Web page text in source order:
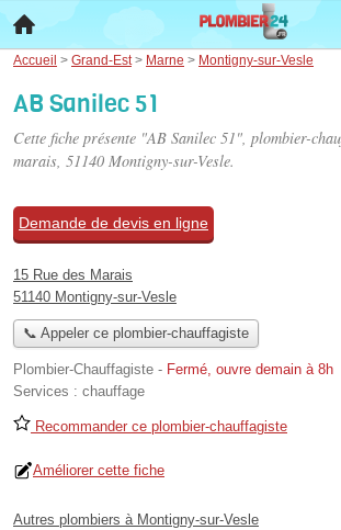
Accueil > Grand-Est > Marne > Montigny-sur-Vesle
AB Sanilec 51
Cette fiche présente "AB Sanilec 51", plombier-
marais, 51140 Montigny-sur-Vesle.
Demande de devis en ligne
15 Rue des Marais
51140 Montigny-sur-Vesle
📞 Appeler ce plombier-chauffagiste
Plombier-Chauffagiste - Fermé, ouvre demain à 8h
Services : chauffage
Recommander ce plombier-chauffagiste
Améliorer cette fiche
Autres plombiers à Montigny-sur-Vesle